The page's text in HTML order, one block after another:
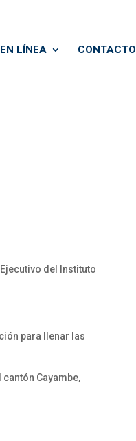
LÍNEA CONTACTO
del Instituto
para llenar las
Cayambe,